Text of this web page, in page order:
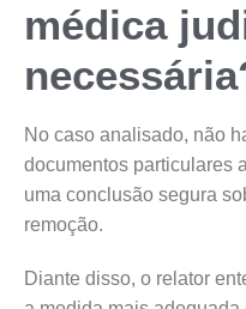
médica
No caso analisado, não
documentos particulares
uma conclusão segura
remoção.
Diante disso, o relator